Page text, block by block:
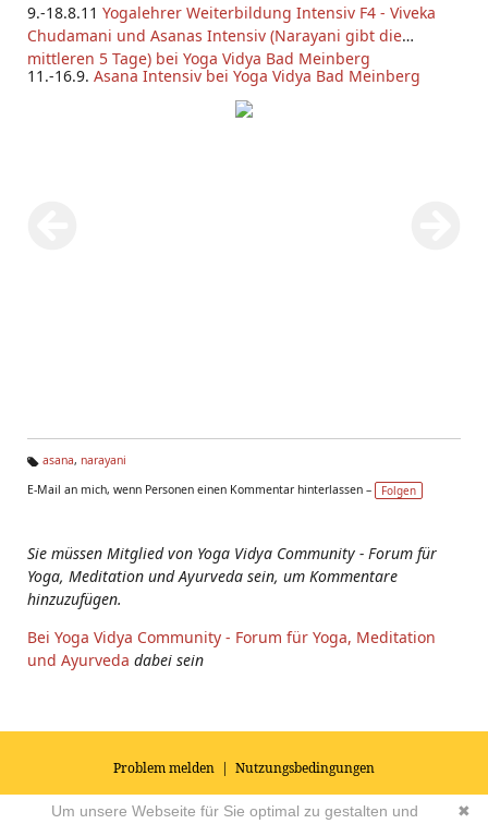
9.-18.8.11 Yogalehrer Weiterbildung Intensiv F4 - Viveka
Chudamani und Asanas Intensiv (Narayani gibt die
mittleren 5 Tage) bei Yoga Vidya Bad Meinberg
11.-16.9. Asana Intensiv bei Yoga Vidya Bad Meinberg
g
asana, narayani
E-Mail an mich, wenn Personen einen Kommentar hinterlassen –
Folgen
Sie müssen Mitglied von Yoga Vidya Community - Forum für
Yoga, Meditation und Ayurveda sein, um Kommentare
hinzuzufügen.
Bei Yoga Vidya Community - Forum für Yoga, Meditation
und Ayurveda dabei sein
Problem melden | Nutzungsbedingungen
© 2026Impressum|Datenschutz|AGB's| Yoga Vidya Community -
✖
Um unsere Webseite für Sie optimal zu gestalten und